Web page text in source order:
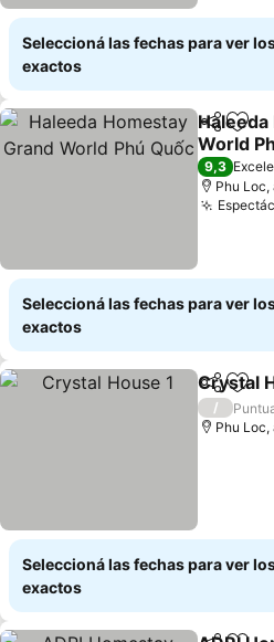
Seleccioná las fechas para ver
exactos
World
9,3
Phu Loc,
Seleccioná las fechas para ver
exactos
Crystal
/
Phu Loc,
Seleccioná las fechas para ver
exactos